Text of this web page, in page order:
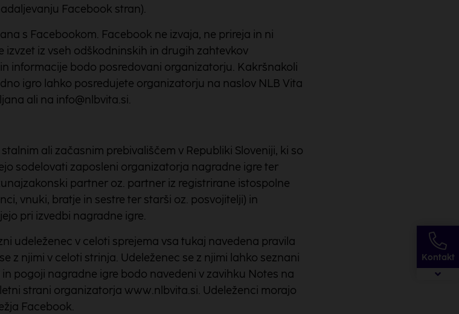
Facebook stran).
s Facebookom. Facebook ne izvaja, ne prireja in ni
izvzet iz vseh odškodninskih in drugih zahtevkov
informacije bodo posredovani organizatorju. Kakršnakoli
igro lahko posredujete organizatorju na naslov NLB Vita
ali na info@nlbvita.si.
ali začasnim prebivališčem v Republiki Sloveniji, ki so
sodelovati zaposleni organizatorja nagradne igre ter
partner oz. partner iz registrirane istospolne
vnuki, bratje in sestre ter starši oz. posvojitelji) in
pri izvedbi nagradne igre.
udeleženec v celoti sprejema vsa tukaj navedena pravila
z njimi v celoti strinja. Udeleženec se z njimi lahko seznani
pogoji nagradne igre bodo navedeni v zavihku Notes na
strani organizatorja www.nlbvita.si. Udeleženci morajo
Facebook.
Kontakt